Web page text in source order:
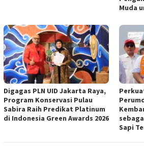
Muda
Digagas PLN UID Jakarta Raya,
Program Konservasi Pulau
Sabira Raih Predikat Platinum
di Indonesia Green Awards 2026
Sapi